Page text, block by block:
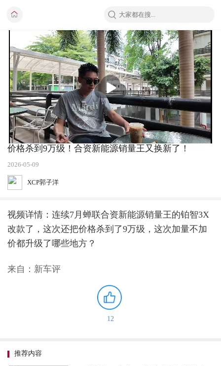
播
放
价格杀到9万级！合资新能源销量王又换新了！
2026-05-09
XCP郭子洋
视频详情：连续7月蝉联合资新能源销量王的铂智3X
改款了，这次还把价格杀到了9万级，这次加量不加
价都升级了哪些地方？
来自：新车评
12
推荐内容